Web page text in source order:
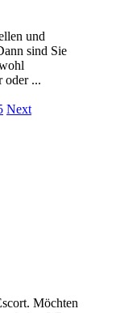
Möchten
und
sind Sie
oder ...
Next